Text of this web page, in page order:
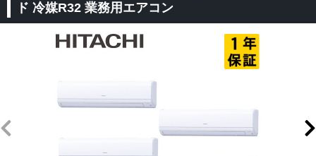
ド 冷媒R32 業務用エアコン